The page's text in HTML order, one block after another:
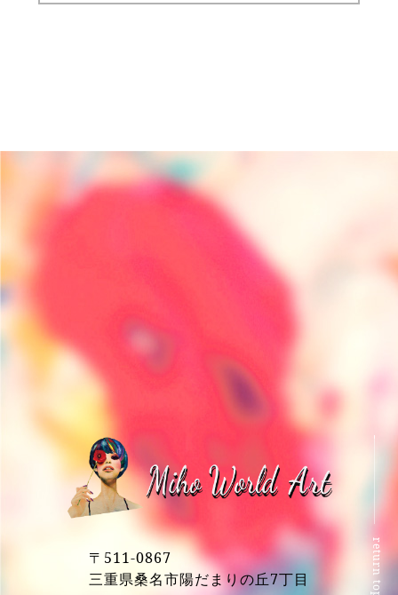
return top
〒511-0867
三重県桑名市陽だまりの丘7丁目